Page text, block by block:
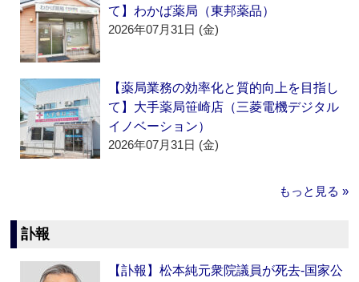
て】わかば薬局（東邦薬品）
2026年07月31日 (金)
【薬局業務の効率化と質的向上を目指し
て】大手薬局笹崎店（三菱電機デジタル
イノベーション）
2026年07月31日 (金)
もっと見る »
訃報
【訃報】松本純元衆院議員が死去‐国家公